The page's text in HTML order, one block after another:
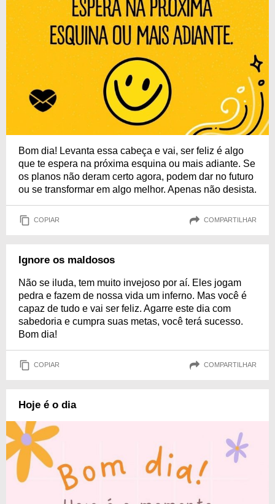
Bom dia! Levanta essa cabeça e vai, ser feliz é algo
que te espera na próxima esquina ou mais adiante. Se
os planos não deram certo agora, podem dar no futuro
ou se transformar em algo melhor. Apenas não desista.
COPIAR COMPARTILHAR
Ignore os maldosos
Não se iluda, tem muito invejoso por aí. Eles jogam
pedra e fazem de nossa vida um inferno. Mas você é
capaz de tudo e vai ser feliz. Agarre este dia com
sabedoria e cumpra suas metas, você terá sucesso.
Bom dia!
COPIAR COMPARTILHAR
Hoje é o dia